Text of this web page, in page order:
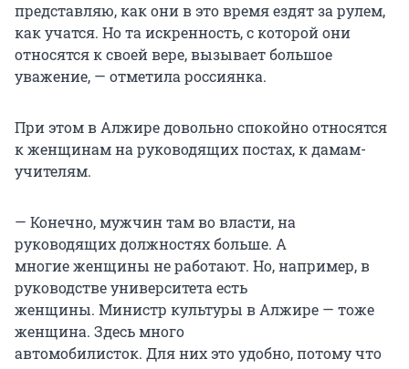
представляю, как они в это время ездят за рулем,
как учатся. Но та искренность, с которой они
относятся к своей вере, вызывает большое
уважение, — отметила россиянка.
При этом в Алжире довольно спокойно относятся
к женщинам на руководящих постах, к дамам-
учителям.
— Конечно, мужчин там во власти, на
руководящих должностях больше. А
многие женщины не работают. Но, например, в
руководстве университета есть
женщины. Министр культуры в Алжире — тоже
женщина. Здесь много
автомобилисток. Для них это удобно, потому что